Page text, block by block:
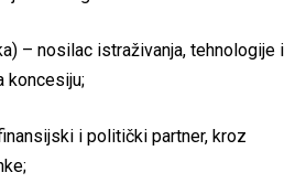
– nosilac istraživanja, tehnologije i
koncesiju;
i politički partner, kroz